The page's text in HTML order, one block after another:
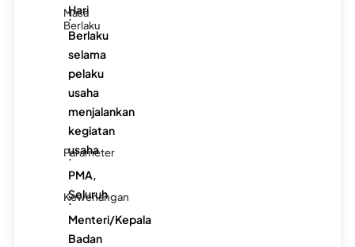
Hari
Masa
Berlaku
:
Berlaku
selama
pelaku
usaha
menjalankan
kegiatan
usaha
Parameter
:
PMA,
Seluruh
Kewenangan
:
Menteri/Kepala
Badan